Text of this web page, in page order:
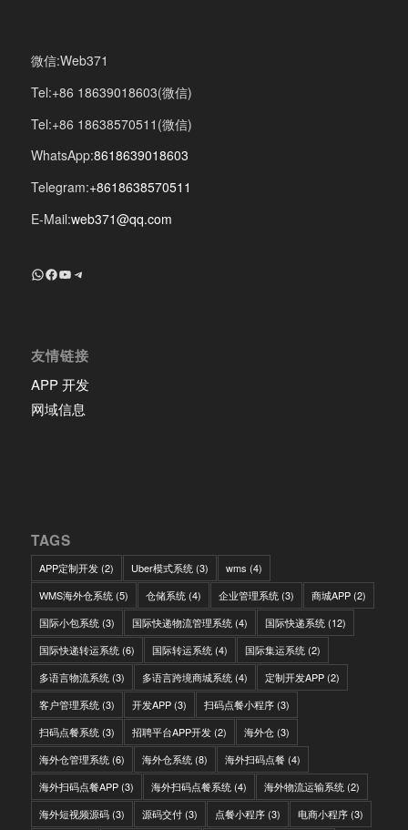
微信:Web371
Tel:+86 18639018603(微信)
Tel:+86 18638570511(微信)
WhatsApp:8618639018603
Telegram:+8618638570511
E-Mail:web371@qq.com
+8618639018603
Facebook
YouTube
Telegram
友情链接
APP 开发
网域信息
TAGS
APP定制开发(2) Uber模式系统(3) wms (4)
WMS海外仓系统(5) 仓储系统(4) 企业管理系统(3) 商城APP(2)
国际小包系统(3) 国际快递物流管理系统(4) 国际快递系统(12)
国际快递转运系统(6) 国际转运系统(4) 国际集运系统(2)
多语言物流系统(3) 多语言跨境商城系统(4) 定制开发APP(2)
客户管理系统(3) 开发APP(3) 扫码点餐小程序(3)
扫码点餐系统(3) 招聘平台APP开发(2) 海外仓(3)
海外仓管理系统(6) 海外仓系统(8) 海外扫码点餐(4)
海外扫码点餐APP(3) 海外扫码点餐系统(4) 海外物流运输系统(2)
海外短视频源码(3) 源码交付(3) 点餐小程序(3) 电商小程序(3)